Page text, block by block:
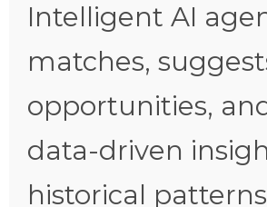
Intelligent AI
matches,
opportunities,
data-driven
historical